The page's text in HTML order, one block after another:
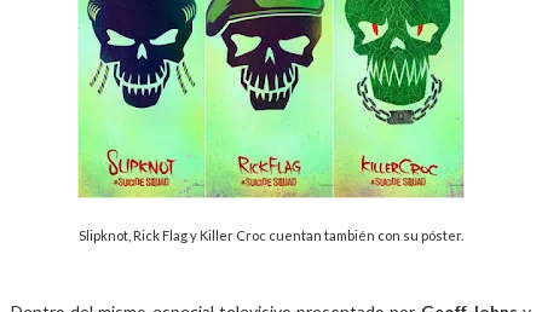
Slipknot, Rick Flag y Killer Croc cuentan también con su póster.